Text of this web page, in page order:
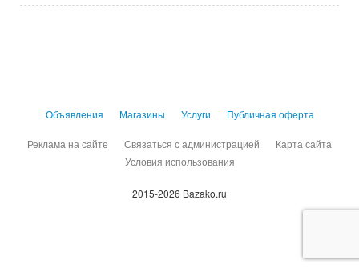
Объявления Магазины Услуги Публичная оферта
Реклама на сайте Связаться с администрацией
Карта сайта
Условия использования
2015-2026 Bazako.ru